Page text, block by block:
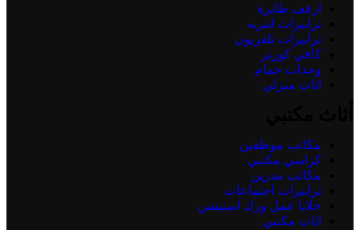
ارفف طايرة
ترابيزات انتريه
ترابيزات تلفزيون
كافي كورنر
وحدات حمام
اثاث منزلي
مكاتب موظفين
كراسي مكتبي
مكاتب مدرين
ترابيزات اجتماعات
خلايا عمل ورك استيشن
اثاث مكتبي